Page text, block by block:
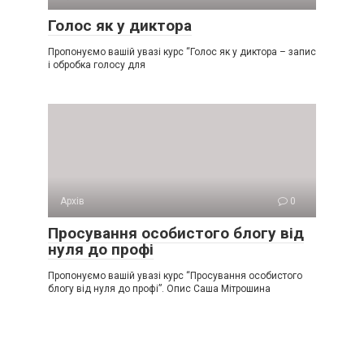
Голос як у диктора
Пропонуємо вашій увазі курс “Голос як у диктора – запис
і обробка голосу для
Архів 0
Просування особистого блогу від
нуля до профі
Пропонуємо вашій увазі курс “Просування особистого
блогу від нуля до профі”. Опис Саша Мітрошина